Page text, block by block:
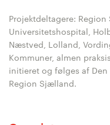
Projektdeltagere:
Universitetshospital,
Næstved, Lolland,
Kommuner, almen
initieret og følges af
Region Sjælland.